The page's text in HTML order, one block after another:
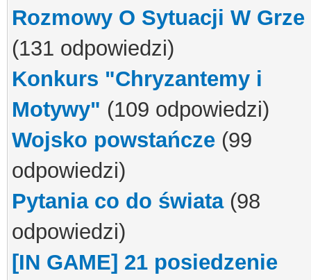
Rozmowy O Sytuacji W Grze
(131 odpowiedzi)
Konkurs "Chryzantemy i
Motywy" (109 odpowiedzi)
Wojsko powstańcze (99
odpowiedzi)
Pytania co do świata(98
odpowiedzi)
[IN GAME] 21 posiedzenie